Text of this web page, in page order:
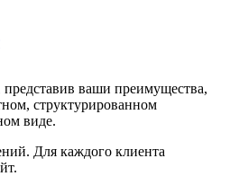
представив ваши преимущества,
структурированном
виде.
Для каждого клиента